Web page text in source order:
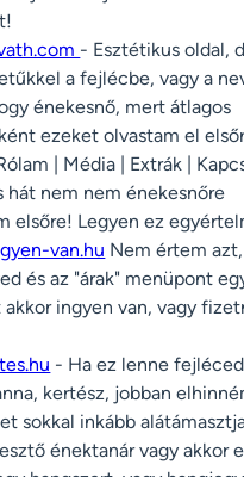
- Esztétikus oldal,
a fejlécbe, vagy a
énekesnő, mert átlagos
ezeket olvastam el
| Média | Extrák |
hát nem nem énekesnőre
elsőre! Legyen ez
van.hu Nem értem
és az "árak" menüpont
akkor ingyen van, vagy
- Ha ez lenne
kertész, jobban
sokkal inkább
énektanár vagy akkor